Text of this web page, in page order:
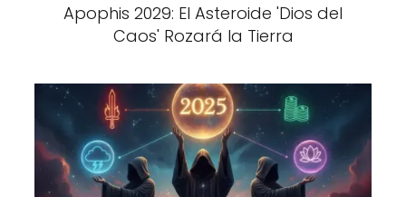
Apophis 2029: El Asteroide 'Dios del
Caos' Rozará la Tierra